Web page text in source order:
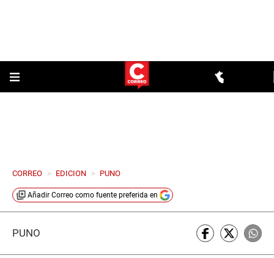
CORREO > EDICION > PUNO
Añadir Correo como fuente preferida en
PUNO